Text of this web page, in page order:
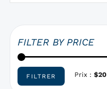
FILTER BY PRICE
FILTRER Prix : $20